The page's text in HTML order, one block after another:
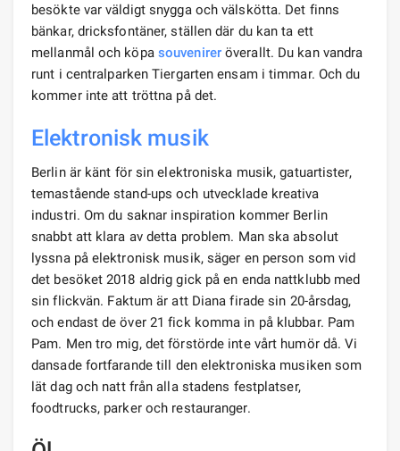
besökte var väldigt snygga och välskötta. Det finns
bänkar, dricksfontäner, ställen där du kan ta ett
mellanmål och köpa souvenireröverallt. Du kan vandra
runt i centralparken Tiergarten ensam i timmar. Och du
kommer inte att tröttna på det.
Elektronisk musik
Berlin är känt för sin elektroniska musik, gatuartister,
temastående stand-ups och utvecklade kreativa
industri. Om du saknar inspiration kommer Berlin
snabbt att klara av detta problem. Man ska absolut
lyssna på elektronisk musik, säger en person som vid
det besöket 2018 aldrig gick på en enda nattklubb med
sin flickvän. Faktum är att Diana firade sin 20-årsdag,
och endast de över 21 fick komma in på klubbar. Pam
Pam. Men tro mig, det förstörde inte vårt humör då. Vi
dansade fortfarande till den elektroniska musiken som
lät dag och natt från alla stadens festplatser,
foodtrucks, parker och restauranger.